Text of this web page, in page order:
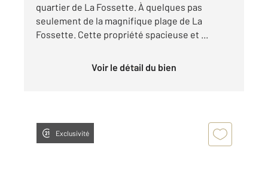
quartier de La Fossette. À quelques pas
seulement de la magnifique plage de La
Fossette. Cette propriété spacieuse et ...
Voir le détail du bien
Exclusivité